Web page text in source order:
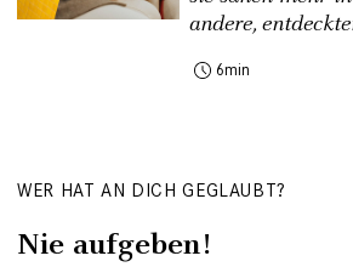
andere,
6
WER HAT AN DICH GEGLAUBT?
Nie aufgeben!